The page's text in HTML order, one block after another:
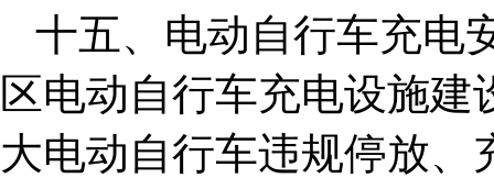
十五、电动自行车充电
区电动自行车充电设施
大电动自行车违规停放